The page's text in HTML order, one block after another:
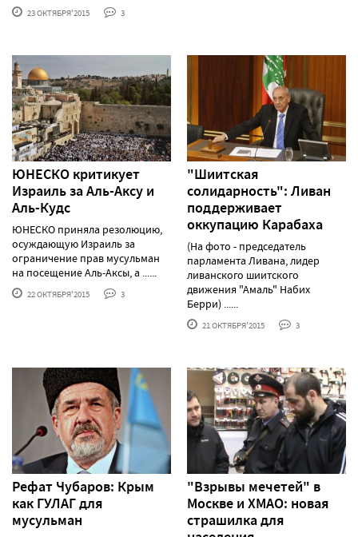
23 ОКТЯБРЯ'2015 3
ЮНЕСКО критикует
Израиль за Аль-Аксу и
Аль-Кудс
ЮНЕСКО приняла резолюцию,
осуждающую Израиль за
ограничение прав мусульман
на посещение Аль-Аксы, а ......
22 ОКТЯБРЯ'2015 3
"Шиитская
солидарность": Ливан
поддерживает
оккупацию Карабаха
(На фото - председатель
парламента Ливана, лидер
ливанского шиитского
движения "Амаль" Набих
Берри) ......
21 ОКТЯБРЯ'2015 3
Рефат Чубаров: Крым
как ГУЛАГ для
мусульман
"Взрывы мечетей" в
Москве и ХМАО: новая
страшилка для